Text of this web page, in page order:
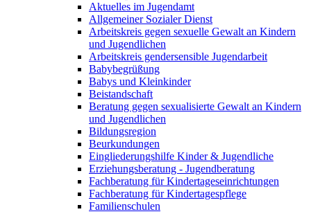
Aktuelles im Jugendamt
Allgemeiner Sozialer Dienst
Arbeitskreis gegen sexuelle Gewalt an Kindern
und Jugendlichen
Arbeitskreis gendersensible Jugendarbeit
Babybegrüßung
Babys und Kleinkinder
Beistandschaft
Beratung gegen sexualisierte Gewalt an Kindern
und Jugendlichen
Bildungsregion
Beurkundungen
Eingliederungshilfe Kinder & Jugendliche
Erziehungsberatung - Jugendberatung
Fachberatung für Kindertageseinrichtungen
Fachberatung für Kindertagespflege
Familienschulen